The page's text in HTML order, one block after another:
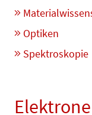
Optiken
Spektroskopie